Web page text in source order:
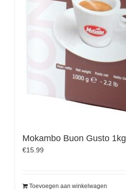
Mokambo Buon Gusto 1kg
€15.99
Toevoegen aan winkelwagen